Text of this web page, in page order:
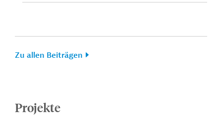
Zu allen Beiträgen
Projekte